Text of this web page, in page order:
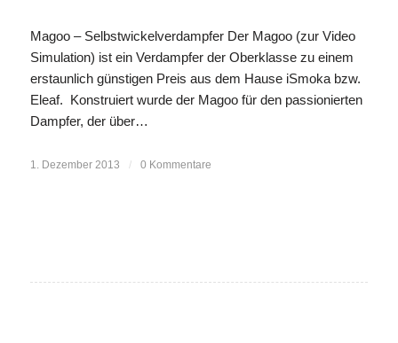
Magoo – Selbstwickelverdampfer Der Magoo (zur Video
Simulation) ist ein Verdampfer der Oberklasse zu einem
erstaunlich günstigen Preis aus dem Hause iSmoka bzw.
Eleaf. Konstruiert wurde der Magoo für den passionierten
Dampfer, der über…
1. Dezember 2013 / 0 Kommentare